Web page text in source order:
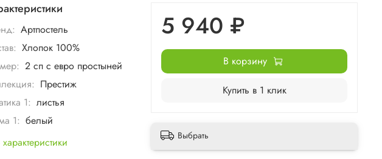
Артпостель
Хлопок 100%
2 сп с евро простыней
Престиж
1: листья
1: белый
5 940 ₽
В корзину
Купить в 1 клик
Выбрать